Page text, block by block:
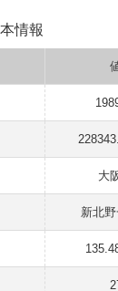
情報
大
新北野